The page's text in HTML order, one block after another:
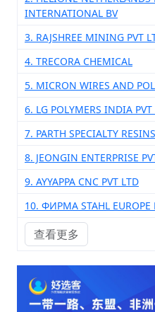
INTERNATIONAL BV
3. RAJSHREE MINING PVT
4. TRECORA CHEMICAL
5. MICRON WIRES AND
6. LG POLYMERS INDIA PVT
7. PARTH SPECIALTY
8. JEONGIN ENTERPRISE
9. AYYAPPA CNC PVT LTD
10. ФИРМА STAHL
查看更多